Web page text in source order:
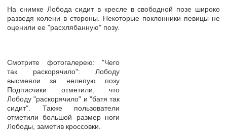
На снимке Лобода сидит в кресле в свободной позе широко
разведя колени в стороны. Некоторые поклонники певицы не
оценили ее "расхлябанную" позу.
Cмотрите фотогалерею: "Чего
так раскорячило": Лободу
высмеяли за нелепую позу
Подписчики отметили, что
Лободу "раскорячило" и "батя так
сидит". Также пользователи
отметили большой размер ноги
Лободы, заметив кроссовки.